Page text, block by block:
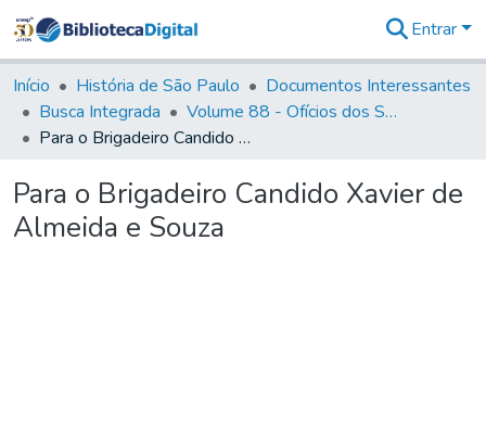
&
Coleções
Tudo na
Biblioteca
Estatísticas
Entrar
Início História de São Paulo
Documentos Interessantes
Busca Integrada
Volume 88 - Ofícios dos Senhores Governadores Interinos da Capitania de São Paulo (1817- 1819)
Para o Brigadeiro Candido Xavier de Almeida e Souza
Para o Brigadeiro Candido Xavier de
Almeida e Souza